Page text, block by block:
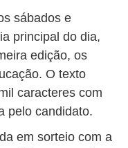
sábados e
principal do dia,
edição, os
O texto
caracteres com
pelo candidato.
em sorteio com a